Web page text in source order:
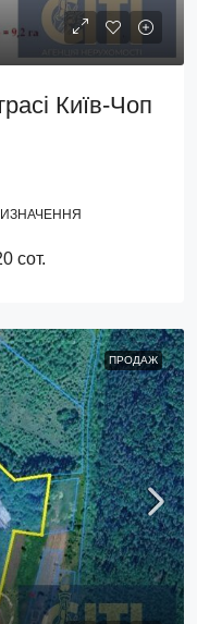
Київ-Чоп
сот.
ПРОДАЖ